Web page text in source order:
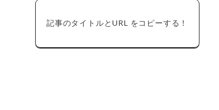
記事のタイトルとURL をコピーする！